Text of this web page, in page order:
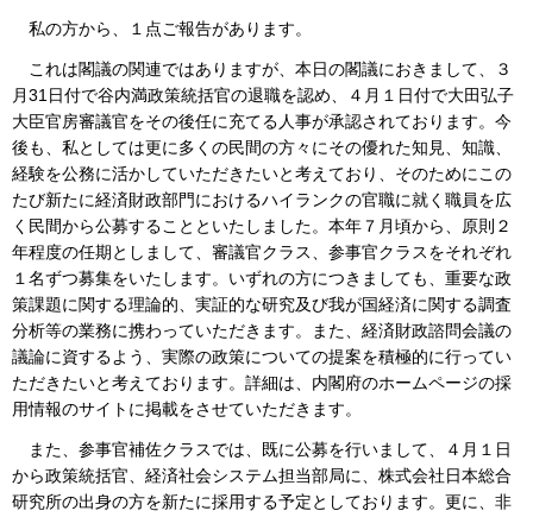
私の方から、１点ご報告があります。
これは閣議の関連ではありますが、本日の閣議におきまして、３
月31日付で谷内満政策統括官の退職を認め、４月１日付で大田弘子
大臣官房審議官をその後任に充てる人事が承認されております。今
後も、私としては更に多くの民間の方々にその優れた知見、知識、
経験を公務に活かしていただきたいと考えており、そのためにこの
たび新たに経済財政部門におけるハイランクの官職に就く職員を広
く民間から公募することといたしました。本年７月頃から、原則２
年程度の任期としまして、審議官クラス、参事官クラスをそれぞれ
１名ずつ募集をいたします。いずれの方につきましても、重要な政
策課題に関する理論的、実証的な研究及び我が国経済に関する調査
分析等の業務に携わっていただきます。また、経済財政諮問会議の
議論に資するよう、実際の政策についての提案を積極的に行ってい
ただきたいと考えております。詳細は、内閣府のホームページの採
用情報のサイトに掲載をさせていただきます。
また、参事官補佐クラスでは、既に公募を行いまして、４月１日
から政策統括官、経済社会システム担当部局に、株式会社日本総合
研究所の出身の方を新たに採用する予定としております。更に、非